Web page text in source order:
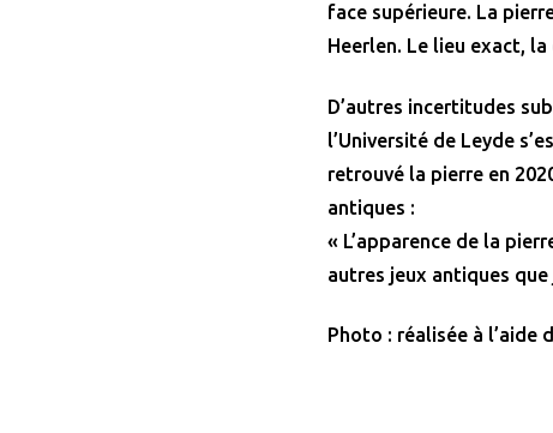
face supérieure. La
Heerlen. Le lieu exact,
D’autres incertitudes
l’Université de Leyde
retrouvé la pierre en
antiques :
« L’apparence de la
autres jeux antiques que
Photo : réalisée à l’aide